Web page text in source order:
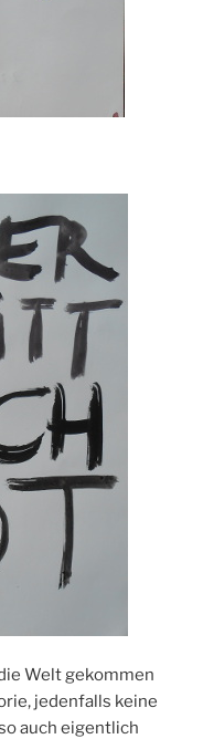
Welt gekommen
jedenfalls keine
auch eigentlich